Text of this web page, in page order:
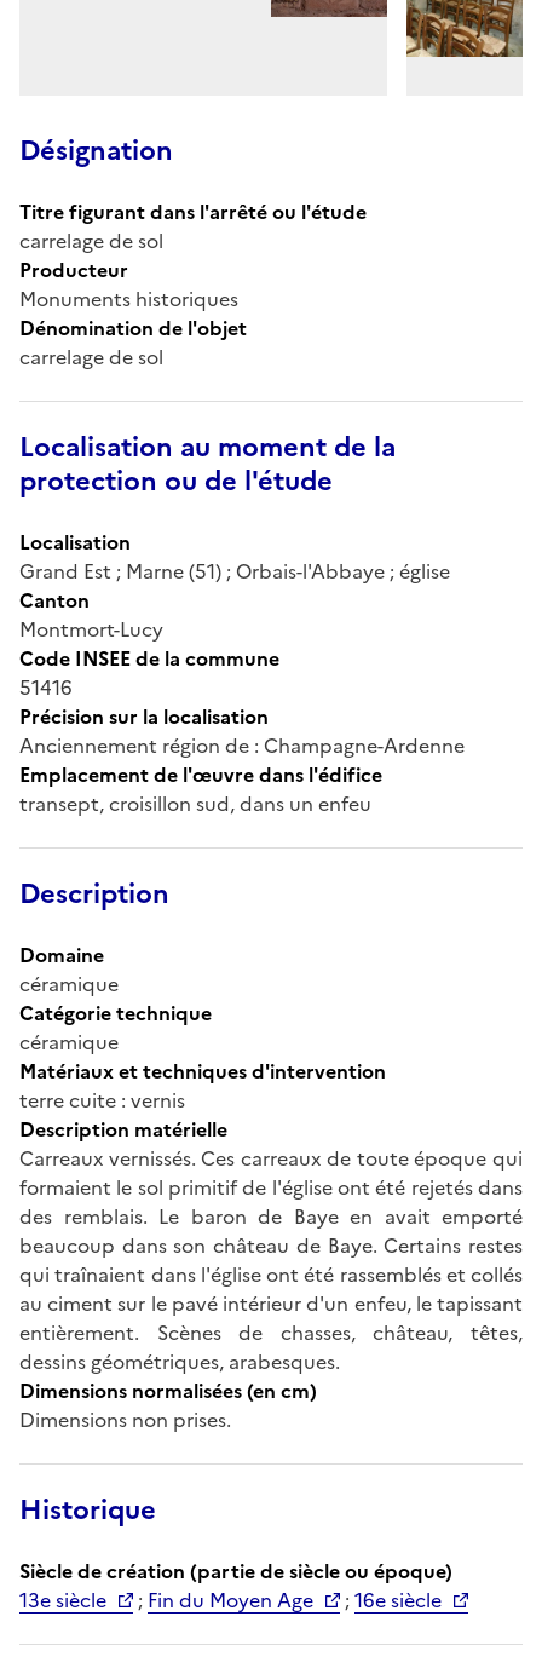
Désignation
Titre figurant dans l'arrêté ou l'étude
carrelage de sol
Producteur
Monuments historiques
Dénomination de l'objet
carrelage de sol
Localisation au moment de la
protection ou de l'étude
Localisation
Grand Est ; Marne (51) ; Orbais-l'Abbaye ; église
Canton
Montmort-Lucy
Code INSEE de la commune
51416
Précision sur la localisation
Anciennement région de : Champagne-Ardenne
Emplacement de l'œuvre dans l'édifice
transept, croisillon sud, dans un enfeu
Description
Domaine
céramique
Catégorie technique
céramique
Matériaux et techniques d'intervention
terre cuite : vernis
Description matérielle
Carreaux vernissés. Ces carreaux de toute époque qui
formaient le sol primitif de l'église ont été rejetés dans
des remblais. Le baron de Baye en avait emporté
beaucoup dans son château de Baye. Certains restes
qui traînaient dans l'église ont été rassemblés et collés
au ciment sur le pavé intérieur d'un enfeu, le tapissant
entièrement. Scènes de chasses, château, têtes,
dessins géométriques, arabesques.
Dimensions normalisées (en cm)
Dimensions non prises.
Historique
Siècle de création (partie de siècle ou époque)
13e siècle
; Fin du Moyen Age ;16e siècle